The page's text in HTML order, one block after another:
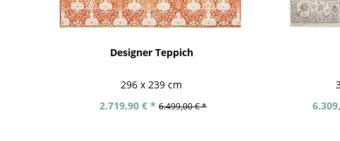
Designer Teppich
296 x 239 cm
2.719,90 € * 6.499,00 € *